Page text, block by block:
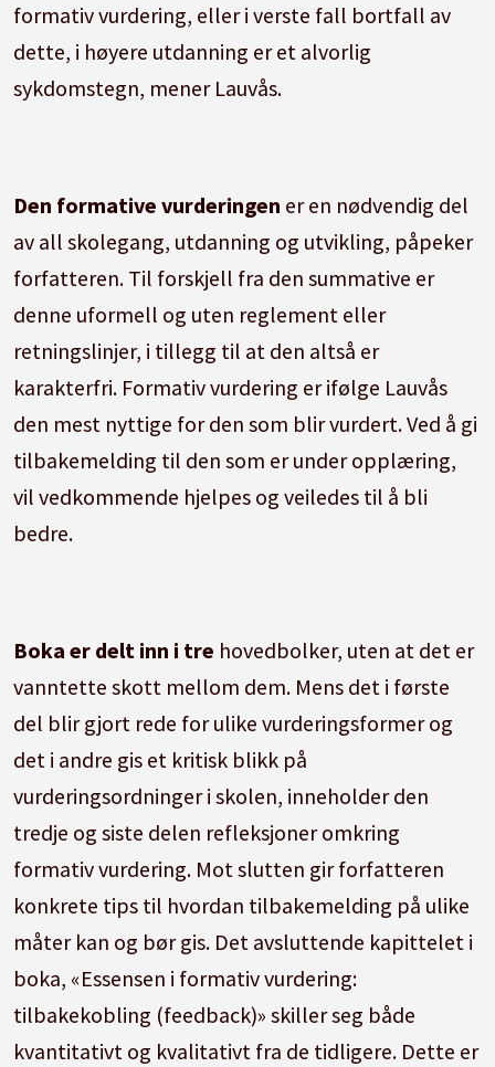
formativ vurdering, eller i verste fall bortfall av
dette, i høyere utdanning er et alvorlig
sykdomstegn, mener Lauvås.
Den formative vurderingen er en nødvendig del
av all skolegang, utdanning og utvikling, påpeker
forfatteren. Til forskjell fra den summative er
denne uformell og uten reglement eller
retningslinjer, i tillegg til at den altså er
karakterfri. Formativ vurdering er ifølge Lauvås
den mest nyttige for den som blir vurdert. Ved å gi
tilbakemelding til den som er under opplæring,
vil vedkommende hjelpes og veiledes til å bli
bedre.
Boka er delt inn i tre hovedbolker, uten at det er
vanntette skott mellom dem. Mens det i første
del blir gjort rede for ulike vurderingsformer og
det i andre gis et kritisk blikk på
vurderingsordninger i skolen, inneholder den
tredje og siste delen refleksjoner omkring
formativ vurdering. Mot slutten gir forfatteren
konkrete tips til hvordan tilbakemelding på ulike
måter kan og bør gis. Det avsluttende kapittelet i
boka, «Essensen i formativ vurdering:
tilbakekobling (feedback)» skiller seg både
kvantitativt og kvalitativt fra de tidligere. Dette er